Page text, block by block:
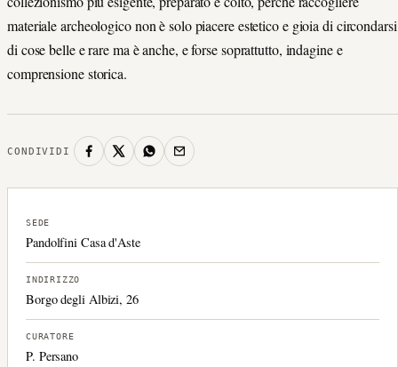
materiale archeologico non è solo piacere estetico e gioia di circondarsi
di cose belle e rare ma è anche, e forse soprattutto, indagine e
comprensione storica.
CONDIVIDI
SEDE
Pandolfini Casa d'Aste
INDIRIZZO
Borgo degli Albizi, 26
CURATORE
P. Persano